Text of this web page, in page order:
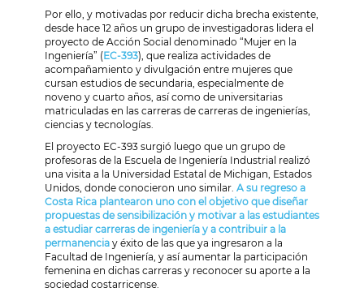
Por ello, y motivadas por reducir dicha brecha existente,
desde hace 12 años un grupo de investigadoras lidera el
proyecto de Acción Social denominado “Mujer en la
Ingeniería” (EC-393), que realiza actividades de
acompañamiento y divulgación entre mujeres que
cursan estudios de secundaria, especialmente de
noveno y cuarto años, así como de universitarias
matriculadas en las carreras de carreras de ingenierías,
ciencias y tecnologías.
El proyecto EC-393 surgió luego que un grupo de
profesoras de la Escuela de Ingeniería Industrial realizó
una visita a la Universidad Estatal de Michigan, Estados
Unidos, donde conocieron uno similar. A su regreso a
Costa Rica plantearon uno con el objetivo que diseñar
propuestas de sensibilización y motivar a las estudiantes
a estudiar carreras de ingeniería y a contribuir a la
permanencia y éxito de las que ya ingresaron a la
Facultad de Ingeniería, y así aumentar la participación
femenina en dichas carreras y reconocer su aporte a la
sociedad costarricense.